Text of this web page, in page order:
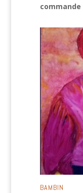
commande
BAMBIN